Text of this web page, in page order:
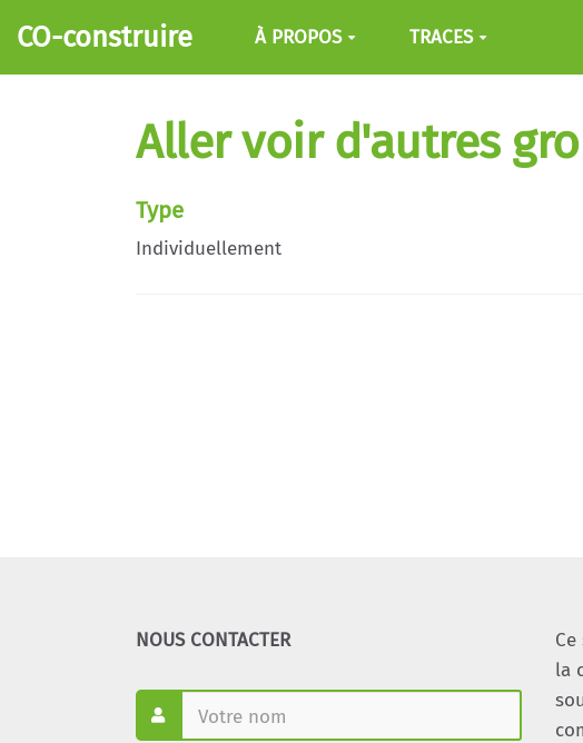
Aller au contenu principal
CO-construire À PROPOS TRACES
Aller voir d'autres
Type
Individuellement
NOUS CONTACTER
la